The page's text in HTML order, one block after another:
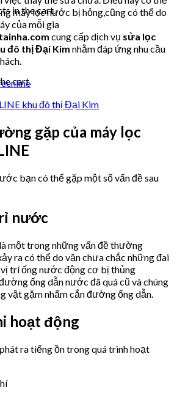
in the cart.
cart.
máy lọc nước bị hỏng,cũng có thể do
của mỗi gia
cung cấp dịch vụ sửa lọc
đô thị Đại Kim nhằm đáp ứng nhu cầu
khu đô thị Đại Kim
gặp của máy lọc
bạn có thể gặp một số vấn đề sau
nước
một trong những vấn đề thường
ra có thể do vặn chưa chắc những đai
trí ống nước động cơ bị thủng
ống dẫn nước đã quá cũ và chúng
vật gặm nhấm cắn đường ống dẫn.
hoạt động
ra tiếng ồn trong quá trình hoạt